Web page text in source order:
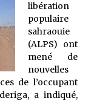
libération
populaire
sahraouie
(ALPS) ont
mené de
nouvelles
de l’occupant
a indiqué,